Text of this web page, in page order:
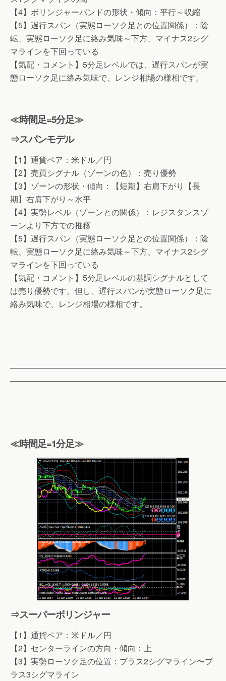
【4】ボリンジャーバンドの形状・傾向：平行～収縮
【5】遅行スパン（実態ローソク足との位置関係）：陰
転、実態ローソク足に絡み気味～下方、マイナス2シグ
マラインを下回っている
【気配・コメント】5分足レベルでは、遅行スパンが実
態ローソク足に絡み気味で、レンジ相場の様相です。
≪時間足=5分足≫
⇒スパンモデル
【1】通貨ペア：米ドル／円
【2】売買シグナル（ゾーンの色）：売り優勢
【3】ゾーンの形状・傾向：【短期】右肩下がり【長
期】右肩下がり～水平
【4】実勢レベル（ゾーンとの関係）：レジスタンスゾ
ーンより下方での推移
【5】遅行スパン（実態ローソク足との位置関係）：陰
転、実態ローソク足に絡み気味～下方、マイナス2シグ
マラインを下回っている
【気配・コメント】5分足レベルの基調シグナルとして
は売り優勢です。但し、遅行スパンが実態ローソク足に
絡み気味で、レンジ相場の様相です。
≪時間足=1分足≫
⇒スーパーボリンジャー
【1】通貨ペア：米ドル／円
【2】センターラインの方向・傾向：上
【3】実勢ローソク足の位置：プラス2シグマライン〜プ
ラス3シグマライン